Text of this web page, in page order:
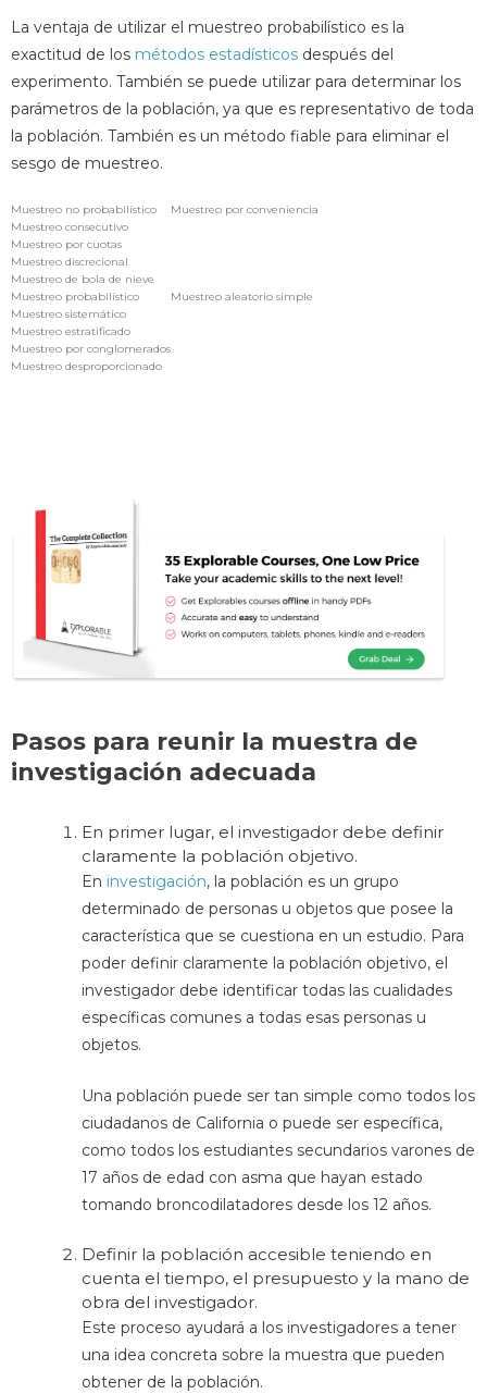
La ventaja de utilizar el muestreo probabilístico es la
exactitud de los métodos estadísticos después del
experimento. También se puede utilizar para determinar los
parámetros de la población, ya que es representativo de toda
la población. También es un método fiable para eliminar el
sesgo de muestreo.
Muestreo no probabilístico
Muestreo por conveniencia
Muestreo consecutivo
Muestreo por cuotas
Muestreo discrecional
Muestreo de bola de nieve
Muestreo probabilístico
Muestreo aleatorio simple
Muestreo sistemático
Muestreo estratificado
Muestreo por conglomerados
Muestreo desproporcionado
Pasos para reunir la muestra de
investigación adecuada
En primer lugar, el investigador debe definir
claramente la población objetivo.
En investigación, la población es un grupo
determinado de personas u objetos que posee la
característica que se cuestiona en un estudio. Para
poder definir claramente la población objetivo, el
investigador debe identificar todas las cualidades
específicas comunes a todas esas personas u
objetos.
Una población puede ser tan simple como todos los
ciudadanos de California o puede ser específica,
como todos los estudiantes secundarios varones de
17 años de edad con asma que hayan estado
tomando broncodilatadores desde los 12 años.
Definir la población accesible teniendo en
cuenta el tiempo, el presupuesto y la mano de
obra del investigador.
Este proceso ayudará a los investigadores a tener
una idea concreta sobre la muestra que pueden
obtener de la población.